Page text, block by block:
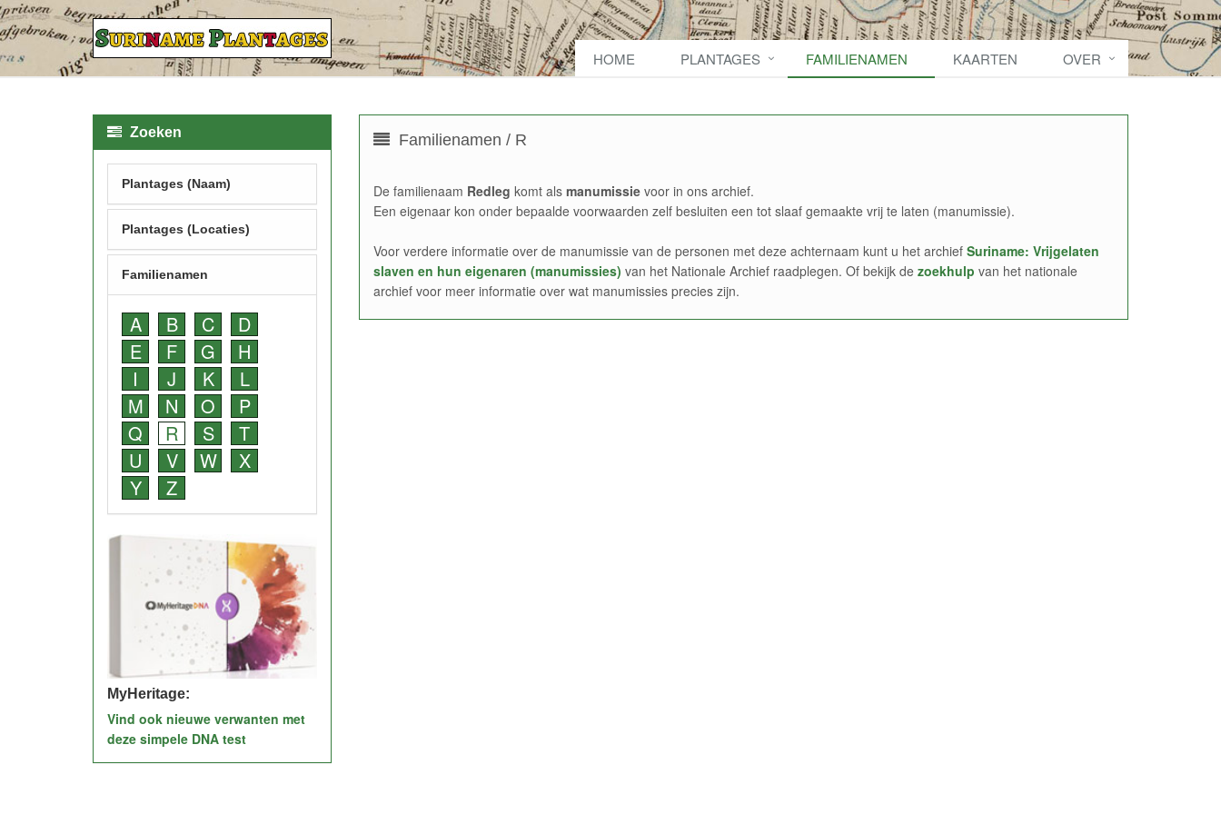
HOME PLANTAGES FAMILIENAMEN KAARTEN OVER
Familienamen / R
De familienaam Redleg komt als manumissievoor in ons archief.
Een eigenaar kon onder bepaalde voorwaarden zelf besluiten een tot slaaf gemaakte vrij te laten (manumissie).
Voor verdere informatie over de manumissie van de personen met deze achternaam kunt u het archief Suriname: Vrijgelaten
slaven en hun eigenaren (manumissies) van het Nationale Archief raadplegen. Of bekijk de zoekhulp van het nationale
archief voor meer informatie over wat manumissies precies zijn.
Zoeken
Plantages (Naam)
Plantages (Locaties)
Familienamen
A B C
D
E
F G
H
I
J K
L
M
N O
P
Q
R S
T
U
V W
X
Y
Z
MyHeritage:
Vind ook nieuwe verwanten met
deze simpele DNA test